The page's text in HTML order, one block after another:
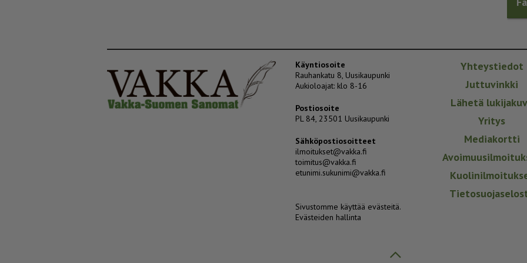
Käyntiosoite
Rauhankatu 8, Uusikaupunki
Aukioloajat: klo 8-16
Postiosoite
PL 84, 23501 Uusikaupunki
Sähköpostiosoitteet
ilmoitukset@vakka.fi
toimitus@vakka.fi
etunimi.sukunimi@vakka.fi
Sivustomme käyttää evästeitä.
Evästeiden hallinta
Yhteystiedot
Juttuvinkki
Lähetä
Yritys
Mediakortti